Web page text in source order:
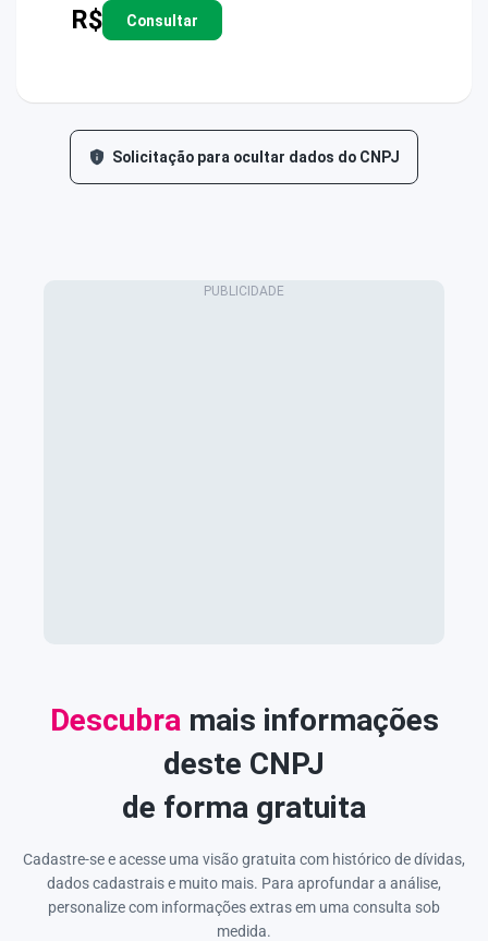
R$ Consultar
Solicitação para ocultar dados do CNPJ
Descubramais informações
deste CNPJ
de forma gratuita
Cadastre-se e acesse uma visão gratuita com histórico de dívidas,
dados cadastrais e muito mais. Para aprofundar a análise,
personalize com informações extras em uma consulta sob
medida.